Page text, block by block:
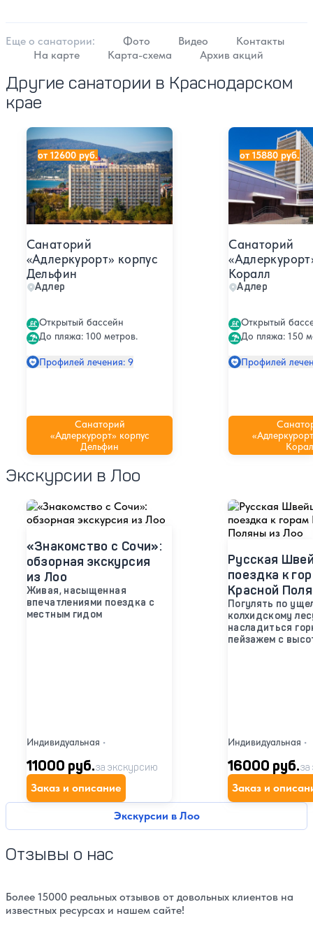
Еще о cанатории: Фото Видео
Контакты
На карте
Карта-схема Архив акций
Другие санатории в Краснодарском
крае
Санаторий
«Адлеркурорт» корпус
Дельфин
Адлер
Открытый бассейн
До пляжа: 100 метров.
Профилей лечения: 9
Санаторий
«Адлеркурорт» корпус
Дельфин
Санаторий «Адлеркурорт» корпус Дельфин
от 12600 руб.
Санаторий
Коралл
Адлер
Открытый
До пляжа: 150
Профилей
Санаторий
от 15880 руб.
Экскурсии в Лоо
Экскурсии в Лоо
«Знакомство с Сочи»:
обзорная экскурсия
из Лоо
Живая, насыщенная
впечатлениями поездка с
местным гидом
Индивидуальная •
11000 руб.за экскурсию
Заказ и описание
Русская
поездка к
Красной
Погулять по
колхидскому
насладиться
пейзажем с
Индивидуальная •
16000 руб.
Заказ и
Отзывы о нас
Более 15000 реальных отзывов от довольных клиентов на
известных ресурсах и нашем сайте!